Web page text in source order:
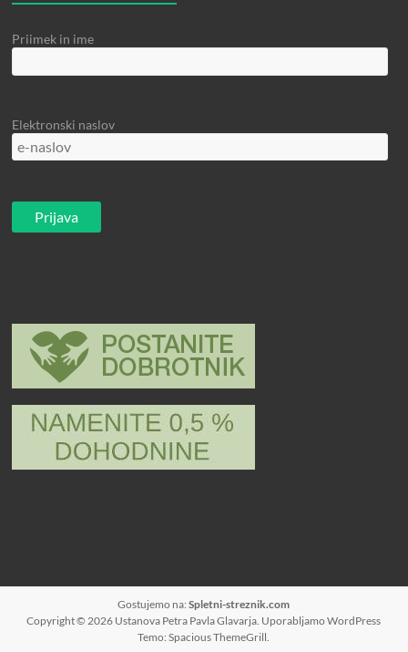
Priimek in ime
Elektronski naslov
Gostujemo na:Spletni-streznik.com
Copyright © 2026 Ustanova Petra Pavla Glavarja . UporabljamoWordPress
Temo: SpaciousThemeGrill